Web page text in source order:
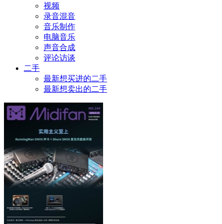
视频
录音混音
音乐制作
电脑音乐
声音合成
评论访谈
二手
最新想买进的二手
最新想卖出的二手